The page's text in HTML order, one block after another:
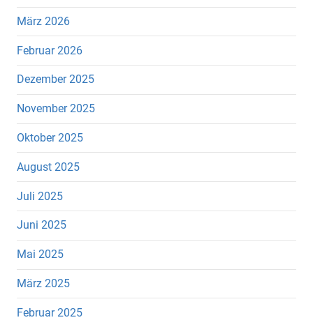
März 2026
Februar 2026
Dezember 2025
November 2025
Oktober 2025
August 2025
Juli 2025
Juni 2025
Mai 2025
März 2025
Februar 2025